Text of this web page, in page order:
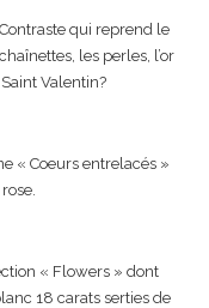
qui reprend le
les perles, l’or
Valentin?
« Coeurs entrelacés »
« Flowers » dont
18 carats serties de